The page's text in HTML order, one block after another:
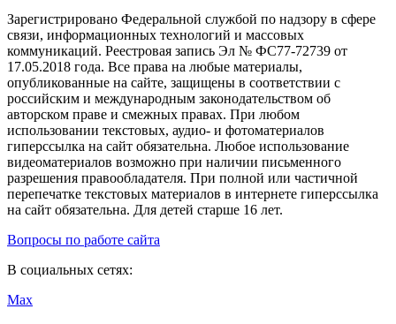
Зарегистрировано Федеральной службой по надзору в сфере
связи, информационных технологий и массовых
коммуникаций. Реестровая запись Эл № ФС77-72739 от
17.05.2018 года. Все права на любые материалы,
опубликованные на сайте, защищены в соответствии с
российским и международным законодательством об
авторском праве и смежных правах. При любом
использовании текстовых, аудио- и фотоматериалов
гиперссылка на сайт обязательна. Любое использование
видеоматериалов возможно при наличии письменного
разрешения правообладателя. При полной или частичной
перепечатке текстовых материалов в интернете гиперссылка
на сайт обязательна. Для детей старше 16 лет.
Вопросы по работе сайта
В социальных сетях:
Max